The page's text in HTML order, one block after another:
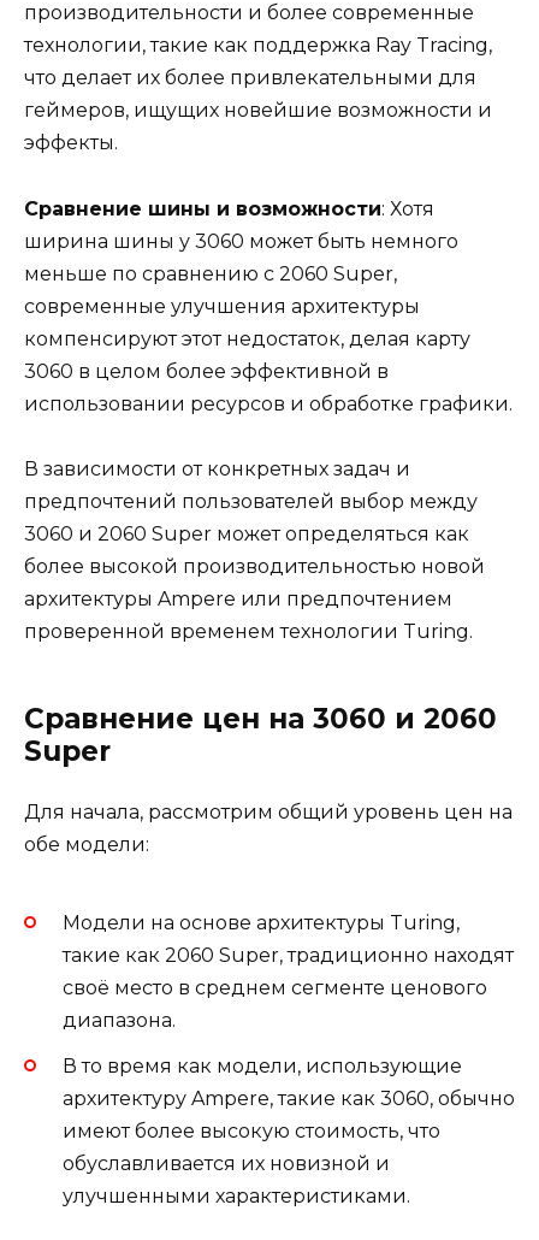
производительности и более современные
технологии, такие как поддержка Ray Tracing,
что делает их более привлекательными для
геймеров, ищущих новейшие возможности и
эффекты.
Сравнение шины и возможности: Хотя
ширина шины у 3060 может быть немного
меньше по сравнению с 2060 Super,
современные улучшения архитектуры
компенсируют этот недостаток, делая карту
3060 в целом более эффективной в
использовании ресурсов и обработке графики.
В зависимости от конкретных задач и
предпочтений пользователей выбор между
3060 и 2060 Super может определяться как
более высокой производительностью новой
архитектуры Ampere или предпочтением
проверенной временем технологии Turing.
Сравнение цен на 3060 и 2060
Super
Для начала, рассмотрим общий уровень цен на
обе модели:
Модели на основе архитектуры Turing,
такие как 2060 Super, традиционно находят
своё место в среднем сегменте ценового
диапазона.
В то время как модели, использующие
архитектуру Ampere, такие как 3060, обычно
имеют более высокую стоимость, что
обуславливается их новизной и
улучшенными характеристиками.